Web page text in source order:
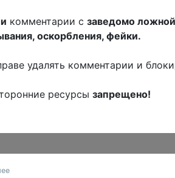
комментарии с заведомо
оскорбления, фейки.
удалять комментарии и
ресурсы запрещено!